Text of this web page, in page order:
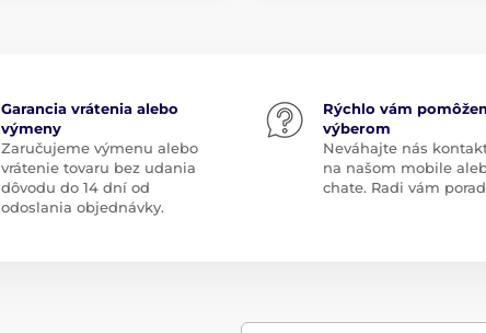
Garancia vrátenia alebo
výmeny
Zaručujeme výmenu alebo
vrátenie tovaru bez udania
dôvodu do 14 dní od
odoslania objednávky.
Rýchlo vám
výberom
Neváhajte nás
na našom mobile
chate. Radi vám